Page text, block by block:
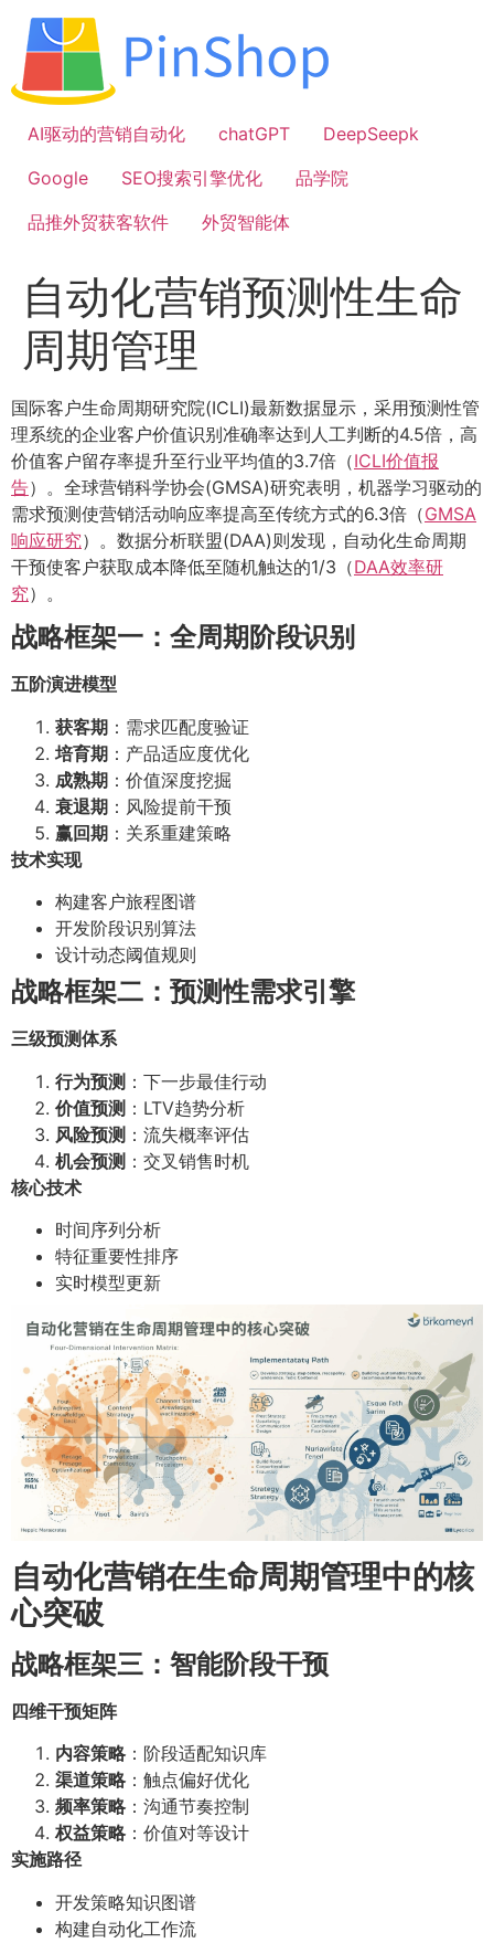
容
AI驱动的营销自动化
chatGPT
DeepSeepk
Google
SEO搜索引擎优化
品学院
品推外贸获客软件
外贸智能体
自动化营销预测性生命
周期管理
国际客户生命周期研究院(ICLI)最新数据显示，采用预测性管
理系统的企业客户价值识别准确率达到人工判断的4.5倍，高
价值客户留存率提升至行业平均值的3.7倍（ICLI价值报
告）。全球营销科学协会(GMSA)研究表明，机器学习驱动的
需求预测使营销活动响应率提高至传统方式的6.3倍（GMSA
响应研究）。数据分析联盟(DAA)则发现，自动化生命周期
干预使客户获取成本降低至随机触达的1/3（DAA效率研
究）。
战略框架一：全周期阶段识别
五阶演进模型
获客期 ：需求匹配度验证
培育期 ：产品适应度优化
成熟期 ：价值深度挖掘
衰退期 ：风险提前干预
赢回期 ：关系重建策略
技术实现
构建客户旅程图谱
开发阶段识别算法
设计动态阈值规则
战略框架二：预测性需求引擎
三级预测体系
行为预测 ：下一步最佳行动
价值预测 ：LTV趋势分析
风险预测 ：流失概率评估
机会预测 ：交叉销售时机
核心技术
时间序列分析
特征重要性排序
实时模型更新
自动化营销在生命周期管理中的核
心突破
战略框架三：智能阶段干预
四维干预矩阵
内容策略：阶段适配知识库
渠道策略：触点偏好优化
频率策略：沟通节奏控制
权益策略：价值对等设计
实施路径
开发策略知识图谱
构建自动化工作流